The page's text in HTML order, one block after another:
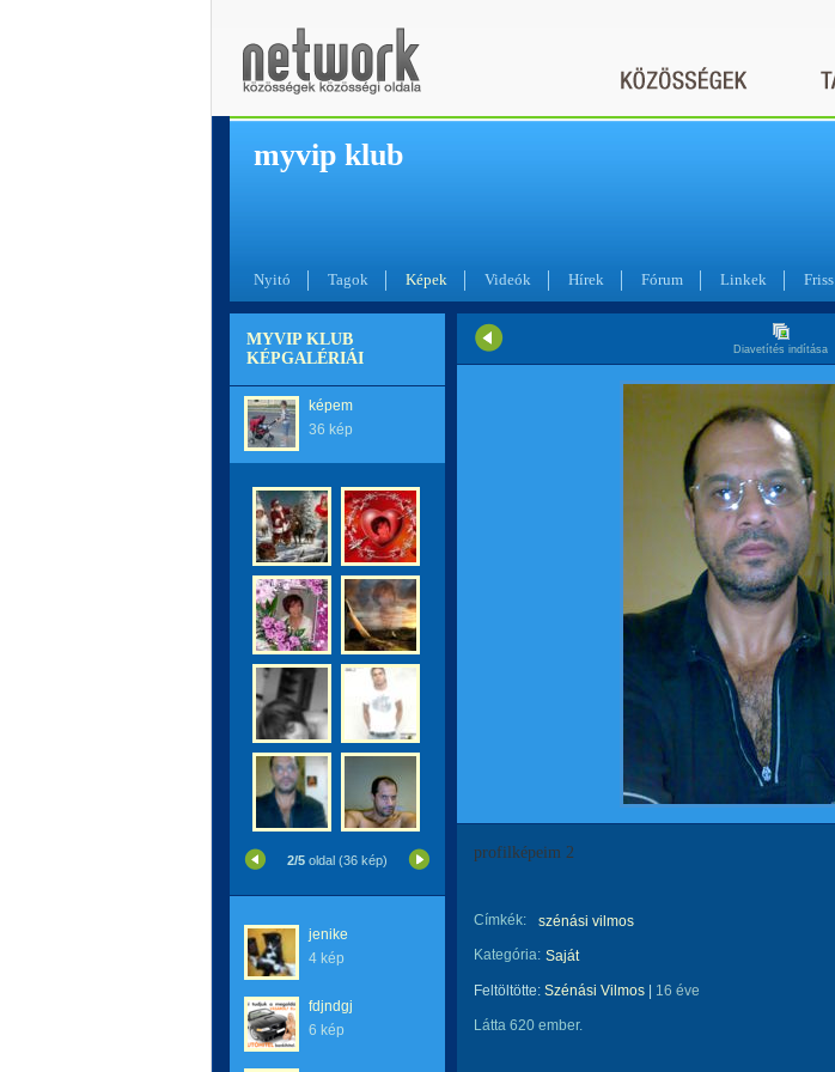
myvip klub
Nyitó Tagok Képek Videók Hírek Fórum Linkek Friss
MYVIP KLUB
KÉPGALÉRIÁI
képem
36 kép
2/5 oldal (36 kép)
jenike
4 kép
fdjndgj
6 kép
Diavetítés indítása
profilképeim 2
Címkék:
szénási vilmos
Kategória: Saját
Feltöltötte: Szénási Vilmos 16 éve
Látta 620 ember.